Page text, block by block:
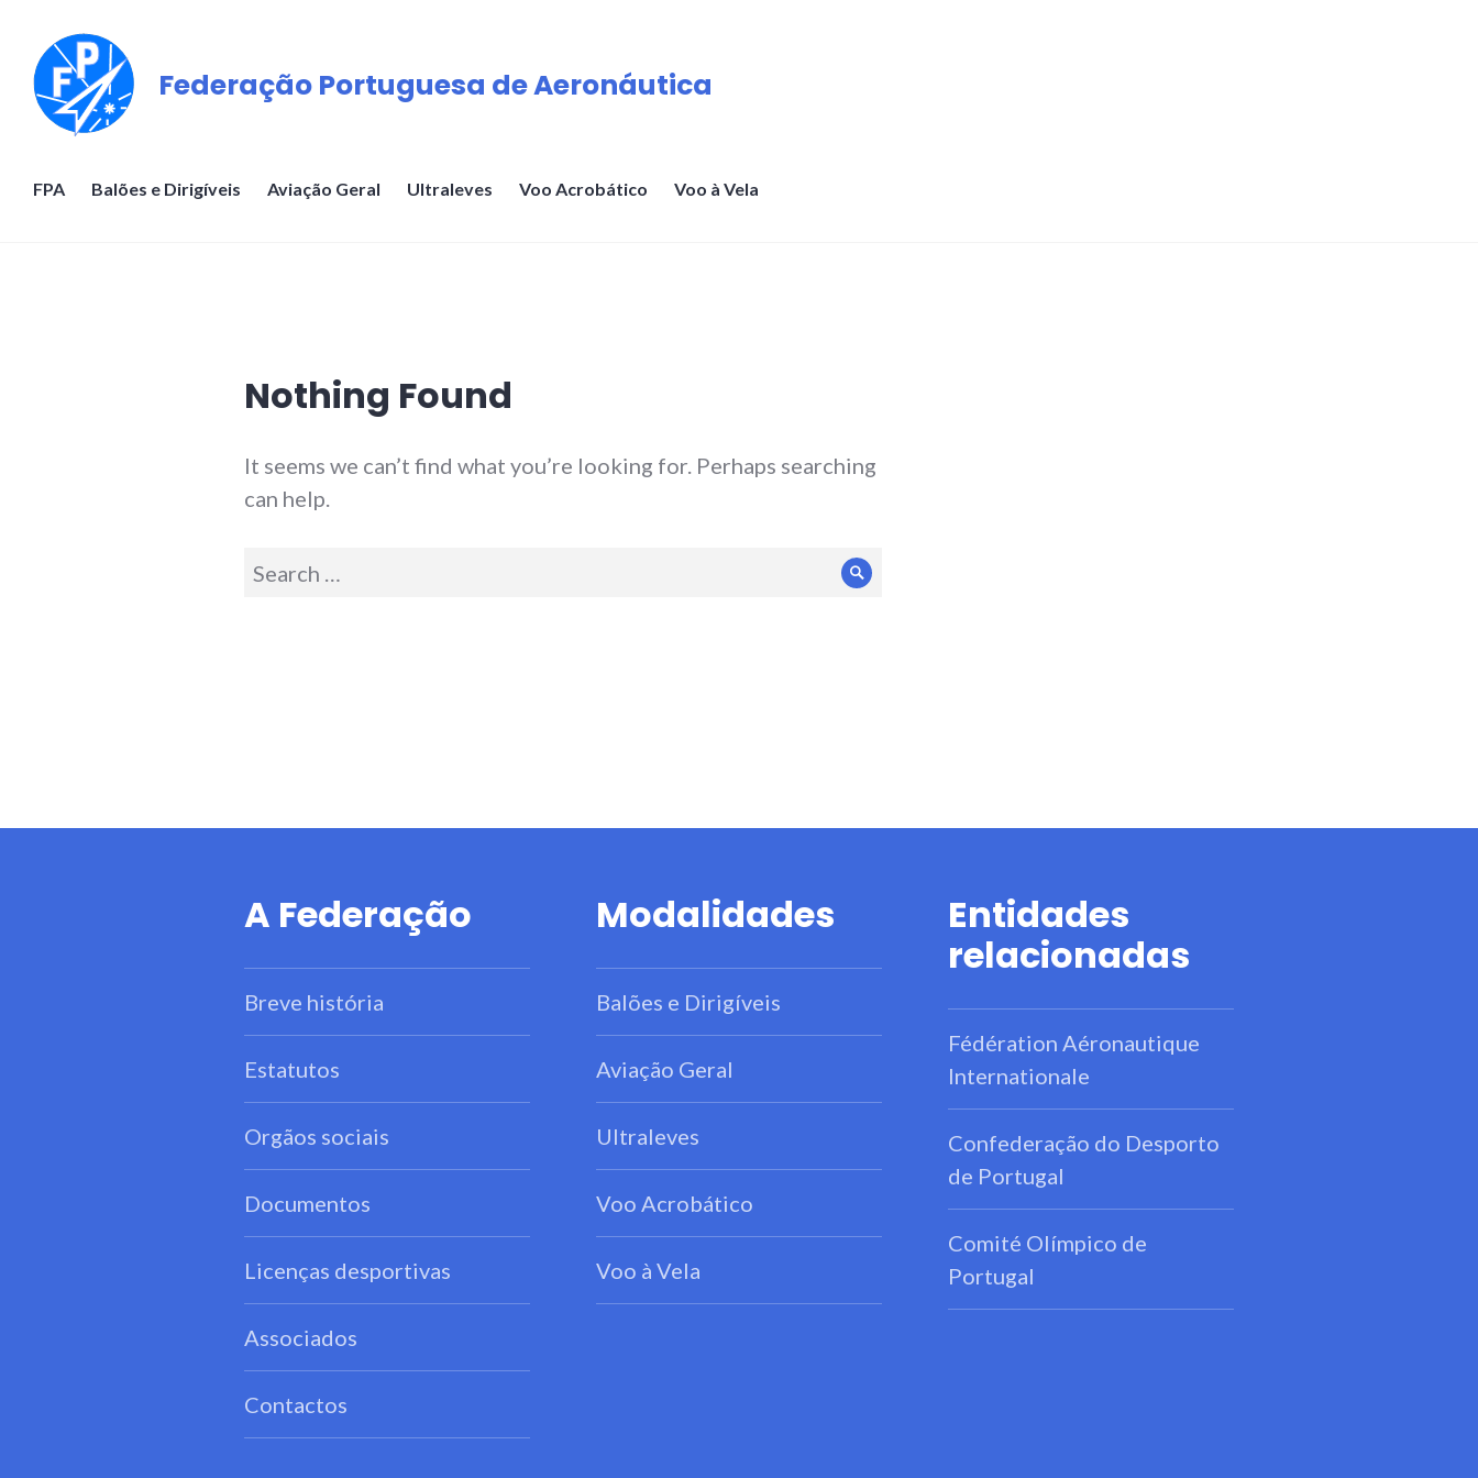
content
Federação Portuguesa de Aeronáutica
FPA Balões e Dirigíveis Aviação Geral Ultraleves Voo Acrobático Voo à Vela
Nothing Found
It seems we can’t find what you’re looking for. Perhaps searching
can help.
Search
Search
A Federação
Breve história
Estatutos
Orgãos sociais
Documentos
Licenças desportivas
Associados
Contactos
Modalidades
Balões e Dirigíveis
Aviação Geral
Ultraleves
Voo Acrobático
Voo à Vela
Entidades
relacionadas
Fédération Aéronautique
Internationale
Confederação do Desporto
de Portugal
Comité Olímpico de
Portugal